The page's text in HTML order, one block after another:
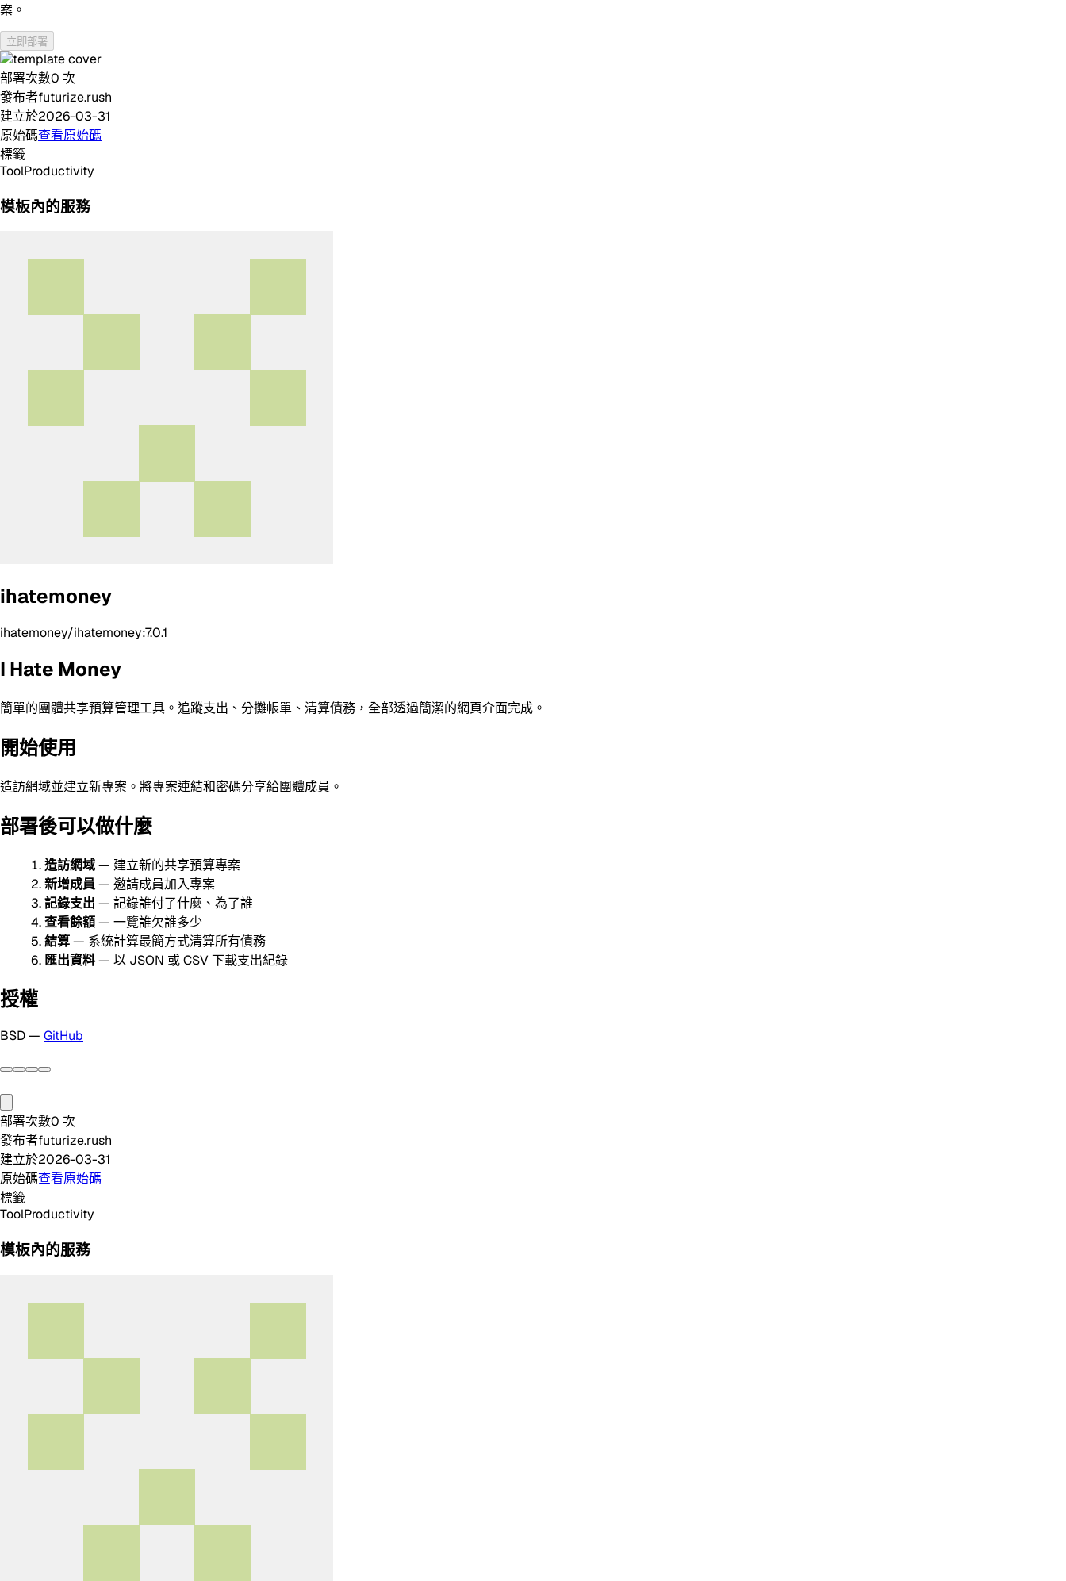
案。
立即部署
部署次數0 次
發布者futurize.rush
建立於2026-03-31
原始碼查看原始碼
標籤
ToolProductivity
模板內的服務
ihatemoney
ihatemoney/ihatemoney:7.0.1
I Hate Money
簡單的團體共享預算管理工具。追蹤支出、分攤帳單、清算債務，全部透過簡潔的網頁介面完成。
開始使用
造訪網域並建立新專案。將專案連結和密碼分享給團體成員。
部署後可以做什麼
造訪網域— 建立新的共享預算專案
新增成員 — 邀請成員加入專案
記錄支出 — 記錄誰付了什麼、為了誰
查看餘額— 一覽誰欠誰多少
結算— 系統計算最簡方式清算所有債務
匯出資料— 以 JSON 或 CSV 下載支出紀錄
授權
BSD — GitHub
部署次數0 次
發布者futurize.rush
建立於2026-03-31
原始碼查看原始碼
標籤
ToolProductivity
模板內的服務